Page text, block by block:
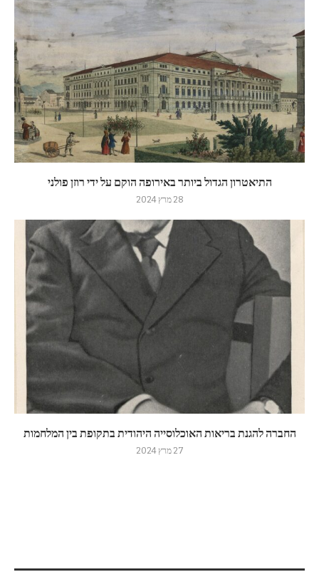
התיאטרון הגדול ביותר באירופה הוקם על ידי רוזן פולני
28 מרץ 2024
החברה להגנת בריאות האוכלוסייה היהודית בתקופת בין המלחמות
27 מרץ 2024